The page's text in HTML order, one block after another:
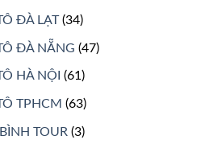
ĐÀ LẠT(34)
ĐÀ NẴNG (47)
HÀ NỘI (61)
TPHCM (63)
TOUR (3)